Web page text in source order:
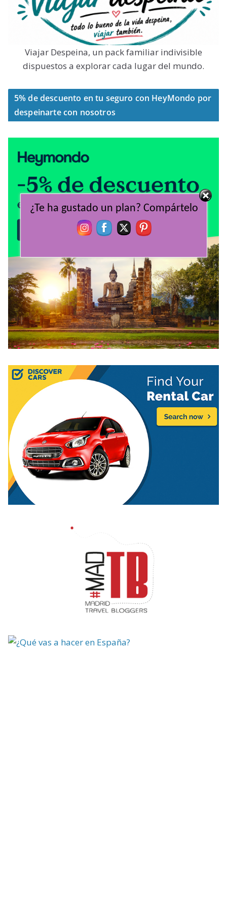
Viajar Despeina, un pack familiar indivisible
dispuestos a explorar cada lugar del mundo.
5% de descuento en tu seguro con HeyMondo por
despeinarte con nosotros
¿Te ha gustado un plan? Compártelo